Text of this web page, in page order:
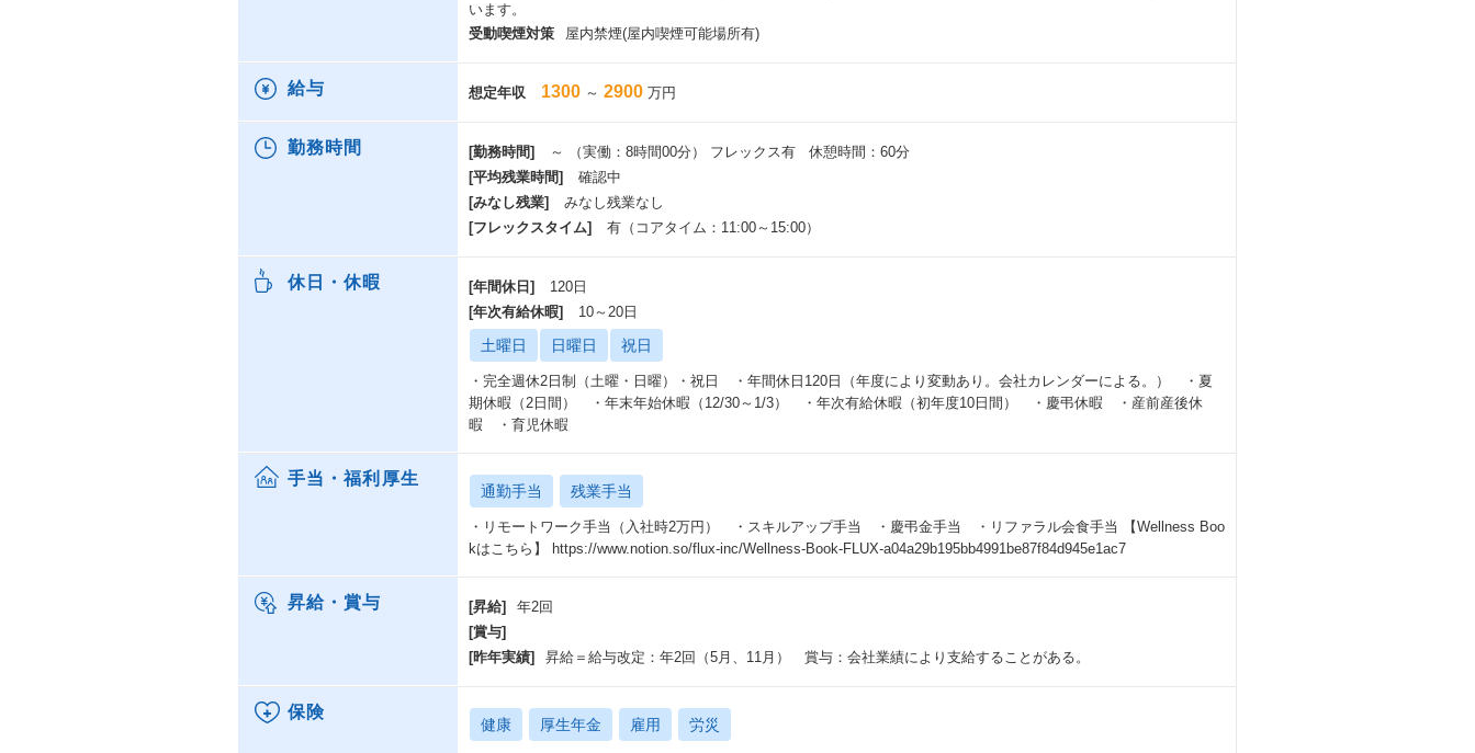
います。
受動喫煙対策
屋内禁煙(屋内喫煙可能場所有)
給与 想定年収 1300 ～ 2900 万円
勤務時間 [勤務時間]
～ （実働：8時間00分） フレックス有 休憩時間：60分
[平均残業時間]
確認中
[みなし残業]
みなし残業なし
[フレックスタイム]
有（コアタイム：11:00～15:00）
休日・休暇 [年間休日]
120日
[年次有給休暇]
10～20日
土曜日 日曜日 祝日
・完全週休2日制（土曜・日曜）・祝日 ・年間休日120日（年度により変動あり。会社カレンダーによる。） ・夏
期休暇（2日間） ・年末年始休暇（12/30～1/3） ・年次有給休暇（初年度10日間） ・慶弔休暇 ・産前産後休
暇 ・育児休暇
手当・福利厚生
通勤手当 残業手当
・リモートワーク手当（入社時2万円） ・スキルアップ手当 ・慶弔金手当 ・リファラル会食手当 【Wellness Boo
kはこちら】 https://www.notion.so/flux-inc/Wellness-Book-FLUX-a04a29b195bb4991be87f84d945e1ac7
昇給・賞与 [昇給]
年2回
[賞与]
[昨年実績]
昇給＝給与改定：年2回（5月、11月） 賞与：会社業績により支給することがある。
保険
健康 厚生年金 雇用 労災